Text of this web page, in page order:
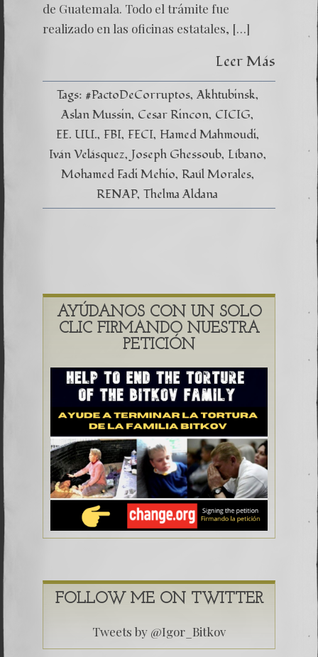
de Guatemala. Todo el trámite fue
realizado en las oficinas estatales, […]
Leer Más
Tags: #PactoDeCorruptos Akhtubinsk
Aslan Mussin Cesar Rincon CICIG
EE. UU. FBI FECI Hamed Mahmoudi
Iván Velásquez Joseph Ghessoub Líbano
Mohamed Fadi Mehio Raúl Morales
RENAP Thelma Aldana
AYÚDANOS CON UN SOLO
CLIC FIRMANDO NUESTRA
PETICIÓN
FOLLOW ME ON TWITTER
Tweets by @Igor_Bitkov